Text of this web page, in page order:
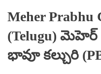
Meher Prabhu
(Telugu) మెహెర్
భావూ కల్చురి